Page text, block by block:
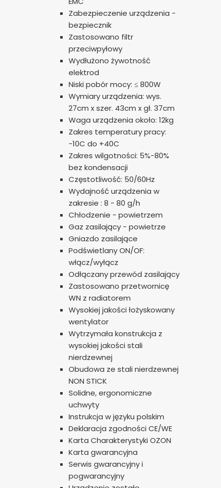
Zabezpieczenie urządzenia -
bezpiecznik
Zastosowano filtr
przeciwpyłowy
Wydłużono żywotność
elektrod
Niski pobór mocy: ≤ 800W
Wymiary urządzenia: wys.
27cm x szer. 43cm x gł. 37cm
Waga urządzenia około: 12kg
Zakres temperatury pracy:
-10C do +40C
Zakres wilgotności: 5%-80%
bez kondensacji
Częstotliwość: 50/60Hz
Wydajność urządzenia w
zakresie : 8 - 80 g/h
Chłodzenie - powietrzem
Gaz zasilający - powietrze
Gniazdo zasilające
Podświetlany ON/OF:
włącz/wyłącz
Odłączany przewód zasilający
Zastosowano przetwornicę
WN z radiatorem
Wysokiej jakości łożyskowany
wentylator
Wytrzymała konstrukcja z
wysokiej jakości stali
nierdzewnej
Obudowa ze stali nierdzewnej
NON STICK
Solidne, ergonomiczne
uchwyty
Instrukcja w języku polskim
Deklaracja zgodności CE/WE
Karta Charakterystyki OZON
Karta gwarancyjna
Serwis gwarancyjny i
pogwarancyjny
poprawy działania serwisu, personalizacji treści, oraz
analizy ruchu na stronie.
Dostosuj